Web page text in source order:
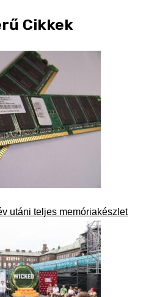
Cikkek
utáni teljes memóriakészlet